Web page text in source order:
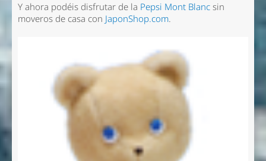
Y ahora podéis disfrutar de la Pepsi Mont Blancsin
moveros de casa con JaponShop.com.